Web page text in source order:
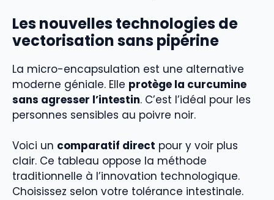
Les nouvelles technologies de
vectorisation sans pipérine
La micro-encapsulation est une alternative
moderne géniale. Elle protège la curcumine
sans agresser l’intestin. C’est l’idéal pour les
personnes sensibles au poivre noir.
Voici un comparatif direct pour y voir plus
clair. Ce tableau oppose la méthode
traditionnelle à l’innovation technologique.
Choisissez selon votre tolérance intestinale.